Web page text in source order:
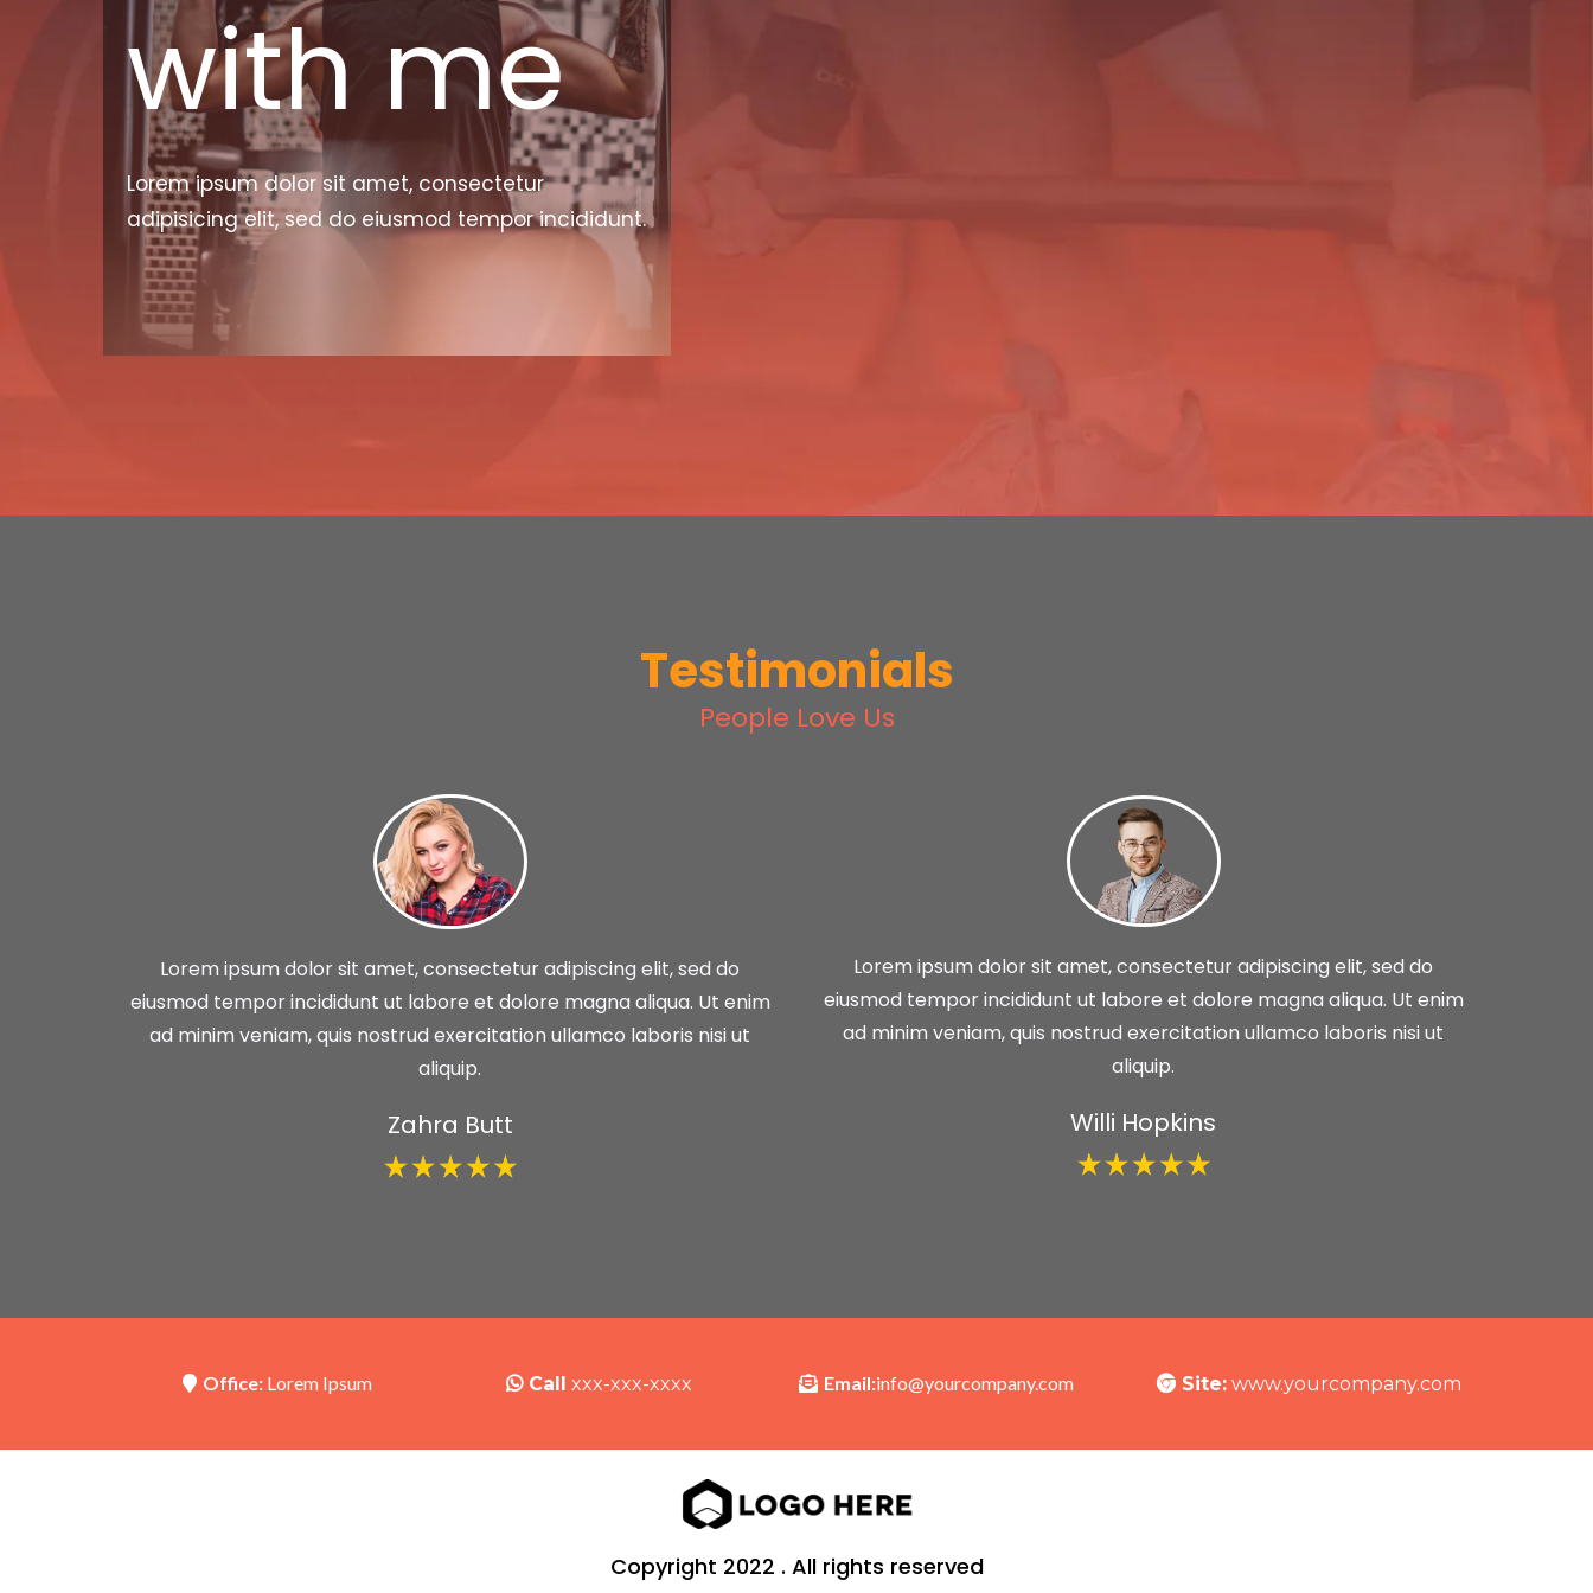
with me
Lorem ipsum dolor sit amet, consectetur
adipisicing elit, sed do eiusmod tempor incididunt.
Testimonials
People Love Us
Lorem ipsum dolor sit amet, consectetur adipiscing elit, sed do
eiusmod tempor incididunt ut labore et dolore magna aliqua. Ut enim
ad minim veniam, quis nostrud exercitation ullamco laboris nisi ut
aliquip.
Zahra Butt
Lorem ipsum dolor sit amet, consectetur adipiscing elit, sed do
eiusmod tempor incididunt ut labore et dolore magna aliqua. Ut enim
ad minim veniam, quis nostrud exercitation ullamco laboris nisi ut
aliquip.
Willi Hopkins
Office: Lorem Ipsum Call xxx-xxx-xxxx Email:info@yourcompany.com Site:www.yourcompany.com
Copyright 2022 . All rights reserved